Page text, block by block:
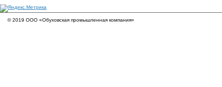
© 2019 ООО «Обуховская промышленная компания»